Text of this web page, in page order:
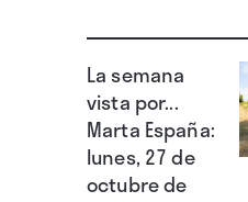
La semana
vista por...
Marta España:
lunes, 27 de
octubre de